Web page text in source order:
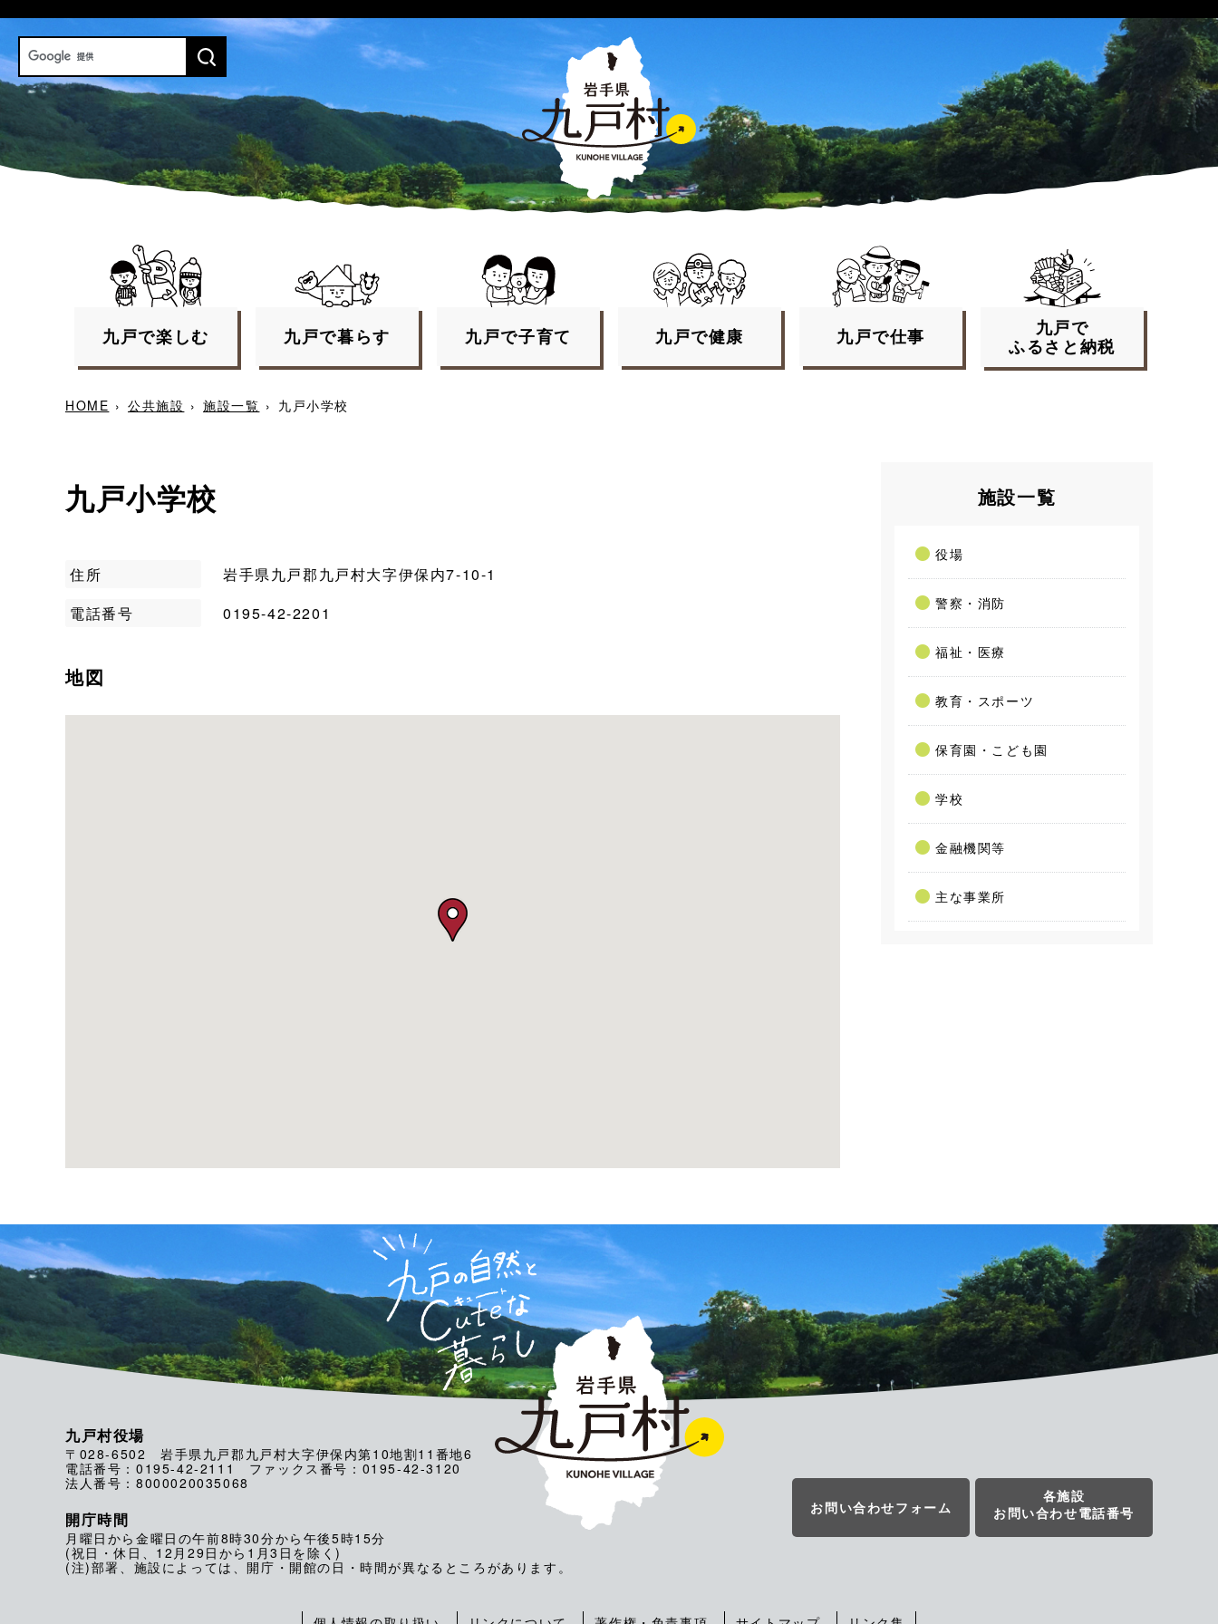
九戸で楽しむ 九戸で暮らす 九戸で子育て 九戸で健康 九戸で仕事
九戸で
ふるさと納税
HOME › 公共施設 › 施設一覧 › 九戸小学校
九戸小学校
住所
岩手県九戸郡九戸村大字伊保内7-10-1
電話番号
0195-42-2201
地図
施設一覧
役場
警察・消防
福祉・医療
教育・スポーツ
保育園・こども園
学校
金融機関等
主な事業所
九戸村役場
〒028-6502 岩手県九戸郡九戸村大字伊保内第10地割11番地6
電話番号：0195-42-2111 ファックス番号：0195-42-3120
法人番号：8000020035068
開庁時間
月曜日から金曜日の午前8時30分から午後5時15分
(祝日・休日、12月29日から1月3日を除く)
(注)部署、施設によっては、開庁・開館の日・時間が異なるところがあります。
お問い合わせフォーム
各施設
お問い合わせ電話番号